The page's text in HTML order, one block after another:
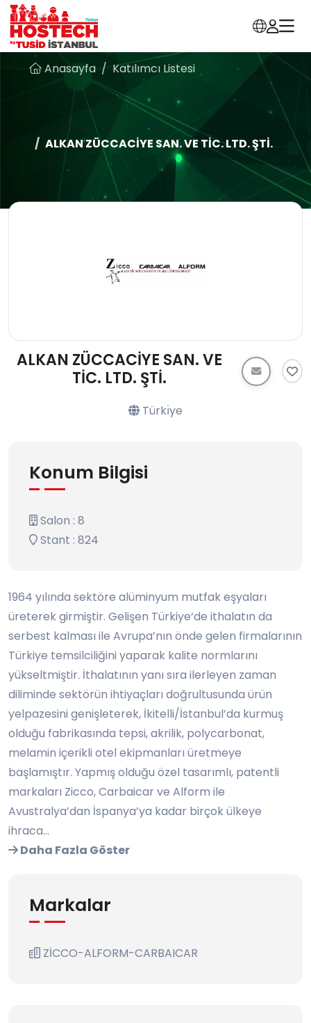
Anasayfa Katılımcı Listesi
ALKAN ZÜCCACİYE SAN. VE TİC. LTD. ŞTİ.
ALKAN ZÜCCACİYE SAN. VE
TİC. LTD. ŞTİ.
Türkı̇ye
Konum Bilgisi
Salon : 8
Stant : 824
1964 yılında sektöre alüminyum mutfak eşyaları
üreterek girmiştir. Gelişen Türkiye‘de ithalatın da
serbest kalması ile Avrupa’nın önde gelen firmalarının
Türkiye temsilciliğini yaparak kalite normlarını
yükseltmiştir. İthalatının yanı sıra ilerleyen zaman
diliminde sektörün ihtiyaçları doğrultusunda ürün
yelpazesini genişleterek, İkitelli/İstanbul’da kurmuş
olduğu fabrikasında tepsi, akrilik, polycarbonat,
melamin içerikli otel ekipmanları üretmeye
başlamıştır. Yapmış olduğu özel tasarımlı, patentli
markaları Zicco, Carbaicar ve Alform ile
Avustralya’dan İspanya’ya kadar birçok ülkeye
ihraca...
Daha Fazla Göster
Markalar
ZİCCO-ALFORM-CARBAICAR